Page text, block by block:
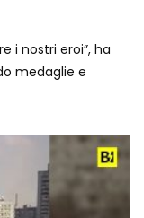
i nostri eroi”, ha
medaglie e